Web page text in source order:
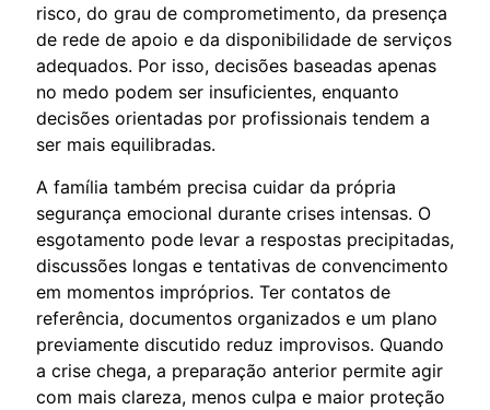
risco, do grau de comprometimento, da presença
de rede de apoio e da disponibilidade de serviços
adequados. Por isso, decisões baseadas apenas
no medo podem ser insuficientes, enquanto
decisões orientadas por profissionais tendem a
ser mais equilibradas.
A família também precisa cuidar da própria
segurança emocional durante crises intensas. O
esgotamento pode levar a respostas precipitadas,
discussões longas e tentativas de convencimento
em momentos impróprios. Ter contatos de
referência, documentos organizados e um plano
previamente discutido reduz improvisos. Quando
a crise chega, a preparação anterior permite agir
com mais clareza, menos culpa e maior proteção